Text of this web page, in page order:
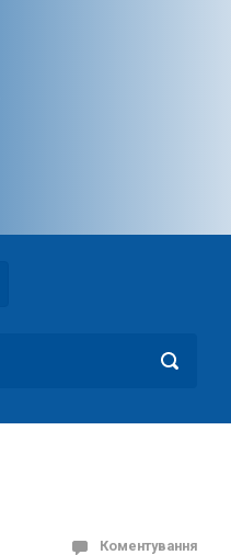
Коментування